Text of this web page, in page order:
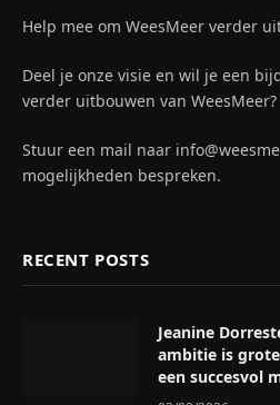
Help mee om WeesMeer verder
Deel je onze visie en wil je een
verder uitbouwen van WeesMeer?
Stuur een mail naar
mogelijkheden bespreken.
RECENT POSTS
Jeanine
ambitie is
een succesvol